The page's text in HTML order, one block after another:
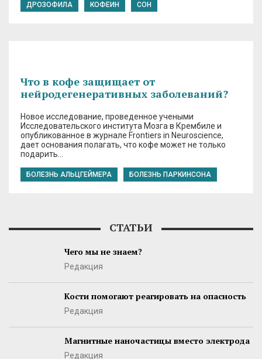
ДРОЗОФИЛА КОФЕИН СОН
Что в кофе защищает от
нейродегенеративных заболеваний?
Новое исследование, проведенное учеными
Исследовательского института Мозга в Крембиле и
опубликованное в журнале Frontiers in Neuroscience,
дает основания полагать, что кофе может не только
подарить…
БОЛЕЗНЬ АЛЬЦГЕЙМЕРА БОЛЕЗНЬ ПАРКИНСОНА
СТАТЬИ
Чего мы не знаем?
Редакция
Кости помогают реагировать на опасность
Редакция
Магнитные наночастицы вместо электрода
Редакция